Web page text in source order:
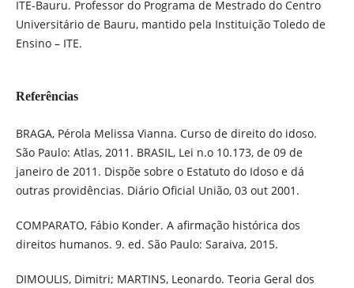
ITE-Bauru. Professor do Programa de Mestrado do Centro
Universitário de Bauru, mantido pela Instituição Toledo de
Ensino – ITE.
Referências
BRAGA, Pérola Melissa Vianna. Curso de direito do idoso.
São Paulo: Atlas, 2011. BRASIL, Lei n.o 10.173, de 09 de
janeiro de 2011. Dispõe sobre o Estatuto do Idoso e dá
outras providências. Diário Oficial União, 03 out 2001.
COMPARATO, Fábio Konder. A afirmação histórica dos
direitos humanos. 9. ed. São Paulo: Saraiva, 2015.
DIMOULIS, Dimitri; MARTINS, Leonardo. Teoria Geral dos